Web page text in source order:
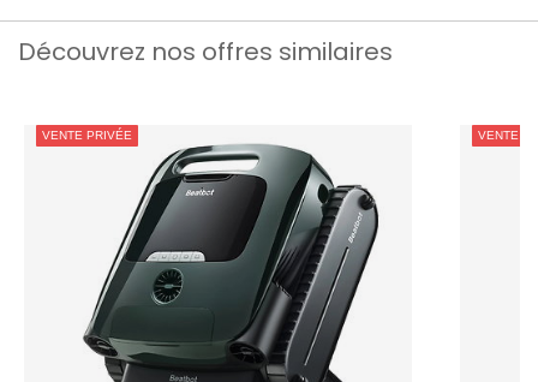
Découvrez nos offres similaires
VENTE PRIVÉE VENTE